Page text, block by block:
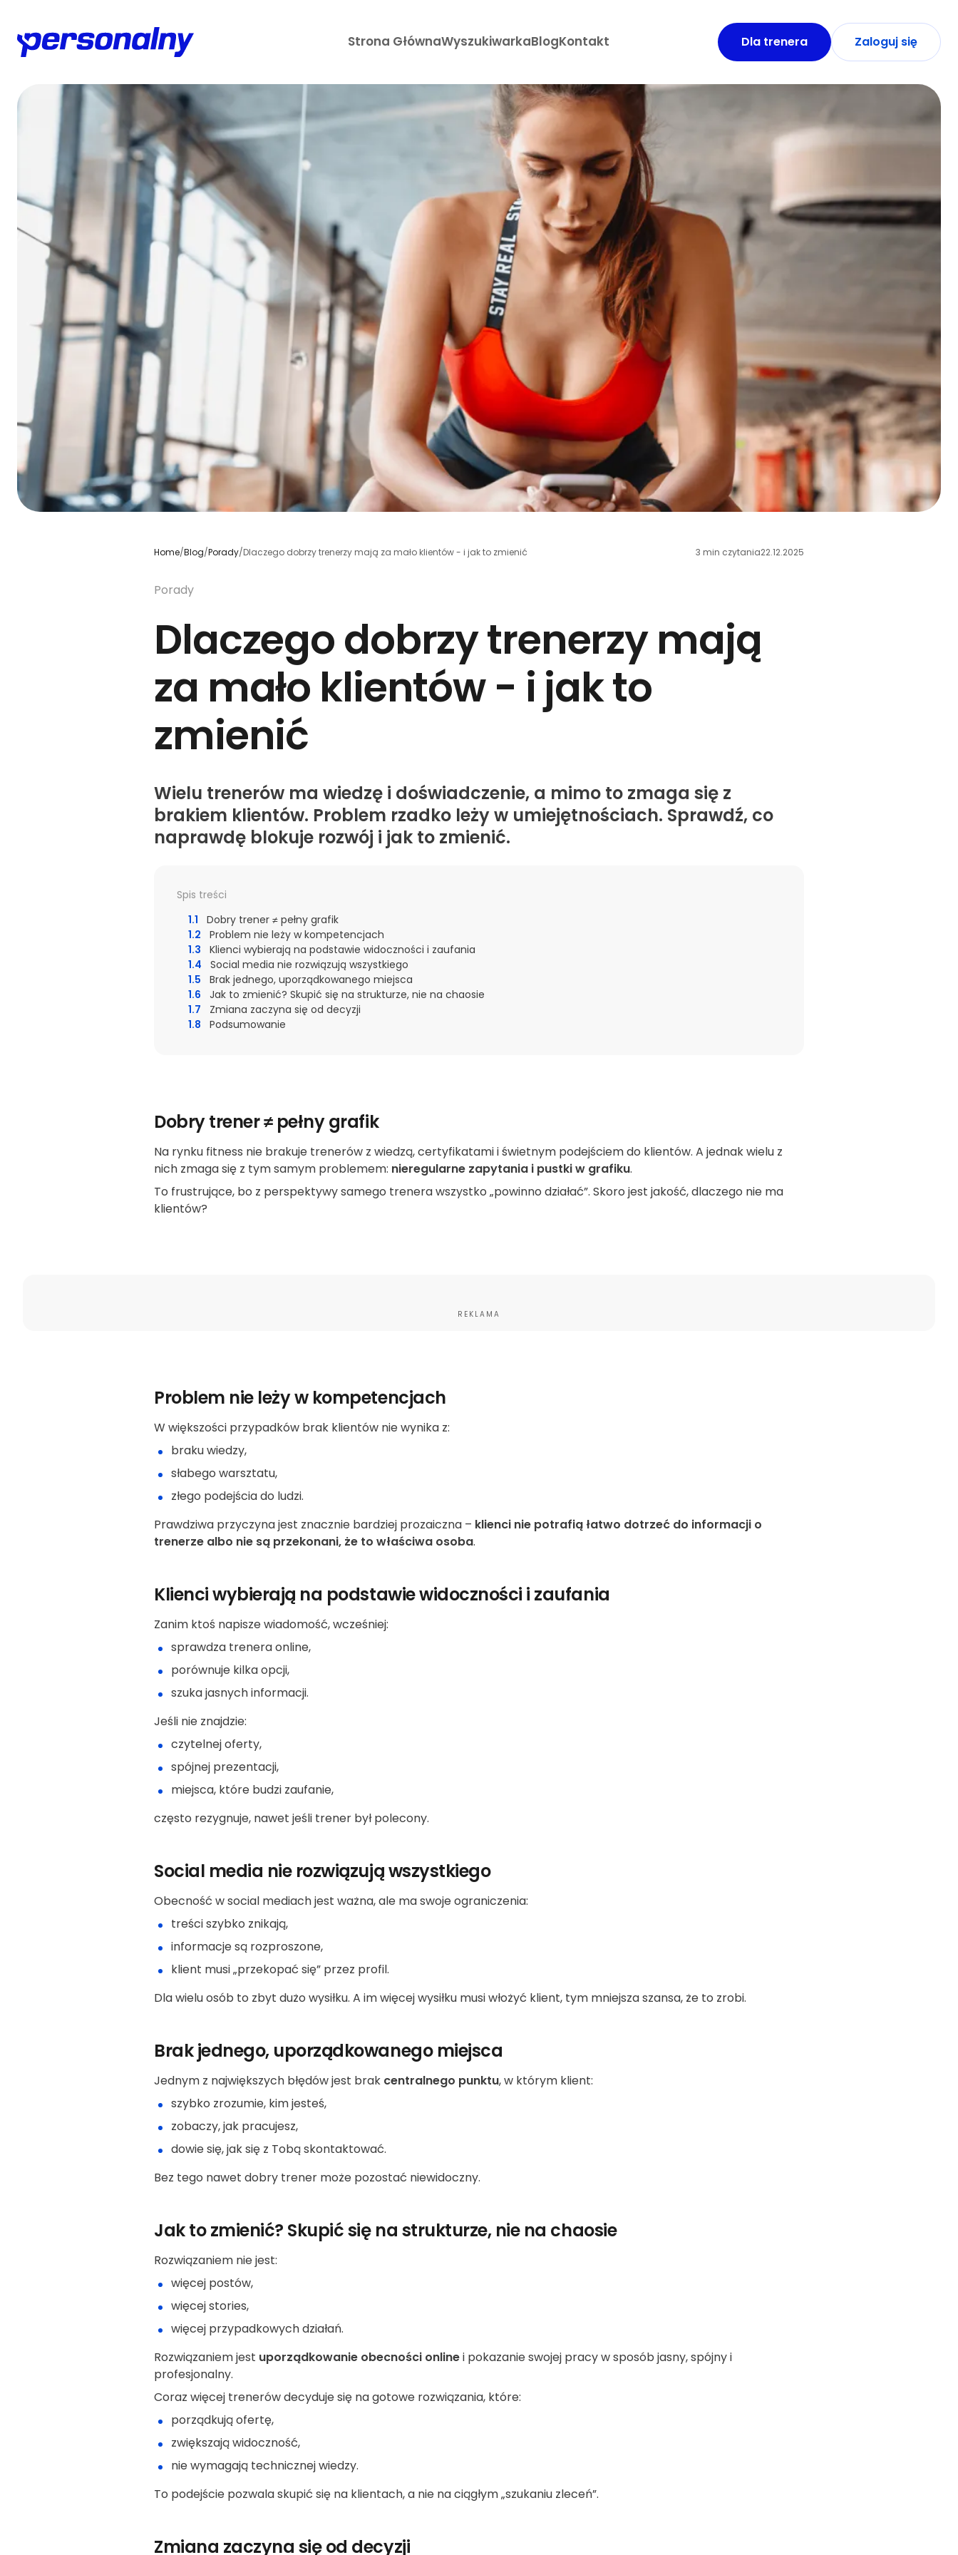
Strona GłównaWyszukiwarkaBlogKontakt Dla trenera Zaloguj się
Home/Blog/Porady/Dlaczego dobrzy trenerzy mają za mało klientów - i jak to zmienić 3 min czytania22.12.2025
Porady
Dlaczego dobrzy trenerzy mają
za mało klientów - i jak to
zmienić
Wielu trenerów ma wiedzę i doświadczenie, a mimo to zmaga się z
brakiem klientów. Problem rzadko leży w umiejętnościach. Sprawdź, co
naprawdę blokuje rozwój i jak to zmienić.
Spis treści
1.1
Dobry trener ≠ pełny grafik
1.2
Problem nie leży w kompetencjach
1.3
Klienci wybierają na podstawie widoczności i zaufania
1.4
Social media nie rozwiązują wszystkiego
1.5
Brak jednego, uporządkowanego miejsca
1.6
Jak to zmienić? Skupić się na strukturze, nie na chaosie
1.7
Zmiana zaczyna się od decyzji
1.8
Podsumowanie
Dobry trener ≠ pełny grafik
Na rynku fitness nie brakuje trenerów z wiedzą, certyfikatami i świetnym podejściem do klientów. A jednak wielu z
nich zmaga się z tym samym problemem: nieregularne zapytania i pustki w grafiku.
To frustrujące, bo z perspektywy samego trenera wszystko „powinno działać”. Skoro jest jakość, dlaczego nie ma
klientów?
REKLAMA
Problem nie leży w kompetencjach
W większości przypadków brak klientów nie wynika z:
braku wiedzy,
słabego warsztatu,
złego podejścia do ludzi.
Prawdziwa przyczyna jest znacznie bardziej prozaiczna – klienci nie potrafią łatwo dotrzeć do informacji o
trenerze albo nie są przekonani, że to właściwa osoba.
Klienci wybierają na podstawie widoczności i zaufania
Zanim ktoś napisze wiadomość, wcześniej:
sprawdza trenera online,
porównuje kilka opcji,
szuka jasnych informacji.
Jeśli nie znajdzie:
czytelnej oferty,
spójnej prezentacji,
miejsca, które budzi zaufanie,
często rezygnuje, nawet jeśli trener był polecony.
Social media nie rozwiązują wszystkiego
Obecność w social mediach jest ważna, ale ma swoje ograniczenia:
treści szybko znikają,
informacje są rozproszone,
klient musi „przekopać się” przez profil.
Dla wielu osób to zbyt dużo wysiłku. A im więcej wysiłku musi włożyć klient, tym mniejsza szansa, że to zrobi.
Brak jednego, uporządkowanego miejsca
Jednym z największych błędów jest brak centralnego punktu, w którym klient:
szybko zrozumie, kim jesteś,
zobaczy, jak pracujesz,
dowie się, jak się z Tobą skontaktować.
Bez tego nawet dobry trener może pozostać niewidoczny.
Jak to zmienić? Skupić się na strukturze, nie na chaosie
Rozwiązaniem nie jest:
więcej postów,
więcej stories,
więcej przypadkowych działań.
Rozwiązaniem jest uporządkowanie obecności onlinei pokazanie swojej pracy w sposób jasny, spójny i
profesjonalny.
Coraz więcej trenerów decyduje się na gotowe rozwiązania, które:
porządkują ofertę,
zwiększają widoczność,
nie wymagają technicznej wiedzy.
To podejście pozwala skupić się na klientach, a nie na ciągłym „szukaniu zleceń”.
Zmiana zaczyna się od decyzji